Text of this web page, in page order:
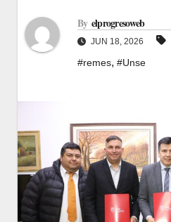
By elprogresoweb
JUN 18, 2026
#remes, #Unse